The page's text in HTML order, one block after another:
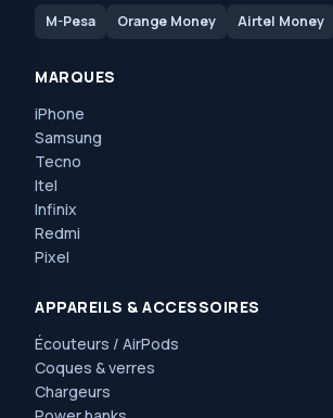
M-Pesa Orange Money Airtel Money
MARQUES
iPhone
Samsung
Tecno
Itel
Infinix
Redmi
Pixel
APPAREILS & ACCESSOIRES
Écouteurs / AirPods
Coques & verres
Chargeurs